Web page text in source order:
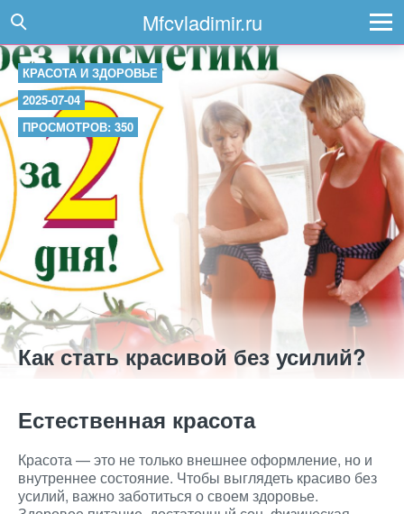
Mfcvladimir.ru
КРАСОТА И ЗДОРОВЬЕ
2025-07-04
ПРОСМОТРОВ: 350
Как стать красивой без усилий?
Естественная красота
Красота — это не только внешнее оформление, но и
внутреннее состояние. Чтобы выглядеть красиво без
усилий, важно заботиться о своем здоровье.